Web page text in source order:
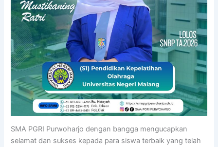
SMA PGRI Purwoharjo dengan bangga mengucapkan
selamat dan sukses kepada para siswa terbaik yang telah